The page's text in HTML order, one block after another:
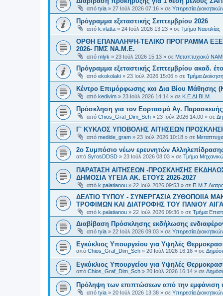
από tyia » 27 Ιούλ 2026 07:16 » σε Υπηρεσία
Πρόγραμμα εξεταστικής Σεπτεμβρίου 2026
από k.vlatta » 24 Ιούλ 2026 13:23 » σε Τμήμα Ναυτιλίας
ΟΡΘΗ ΕΠΑΝΑΛΗΨΗ-ΤΕΛΙΚΟ ΠΡΟΓΡΑΜΜΑ
2026- ΠΜΣ ΝΑ.Μ.Ε.
από mlyk » 23 Ιούλ 2026 15:13 » σε Μεταπτυχιακό
Πρόγραμμα εξεταστικής Σεπτεμβρίου ακαδ.
από ekokolaki » 23 Ιούλ 2026 15:06 » σε Τμήμα
Κέντρο Επιμόρφωσης και Δια Βίου Μάθησης
από kedivim » 23 Ιούλ 2026 14:14 » σε Κ.Ε.ΔΙ.ΒΙ.Μ.
Πρόσκληση για τον Εορτασμό Αγ.
από Chios_Graf_Dim_Sch » 23 Ιούλ 2026 14:00 » σε
Γ' ΚΥΚΛΟΣ ΥΠΟΒΟΛΗΣ ΑΙΤΗΣΕΩΝ
από medide_gram » 23 Ιούλ 2026 10:18 » σε
2ο Συμπόσιο νέων ερευνητών
από SyrosDDSD » 23 Ιούλ 2026 08:03 » σε Τμήμα
ΠΑΡΑΤΑΣΗ ΑΙΤΗΣΕΩΝ -ΠΡΟΣΚΛΗΣΗΣ
ΔΗΜΟΣΙΑ ΥΓΕΙΑ AK. ETOYΣ 2026-2027
από k.palatianou » 22 Ιούλ 2026 09:53 » σε Π.Μ.Σ
ΔΕΛΤΙΟ ΤΥΠΟΥ - ΣΥΝΕΡΓΑΣΙΑ ΖΥΘΟΠΟΙΙΑ
ΤΡΟΦΙΜΩΝ ΚΑΙ ΔΙΑΤΡΟΦΗΣ ΤΟΥ ΠΑΝ/ΟΥ
από k.palatianou » 22 Ιούλ 2026 09:36 » σε Τμήμα
Διαβίβαση Πρόσκλησης εκδήλωσης
από tyia » 22 Ιούλ 2026 09:03 » σε Υπηρεσία
Εγκύκλιος Υπουργείου για Υψηλές
από Chios_Graf_Dim_Sch » 20 Ιούλ 2026 16:16 » σε
Εγκύκλιος Υπουργείου για Υψηλές
από Chios_Graf_Dim_Sch » 20 Ιούλ 2026 16:14 » σε
Πρόληψη των επιπτώσεων από την εμφάνιση
από tyia » 20 Ιούλ 2026 13:38 » σε Υπηρεσία